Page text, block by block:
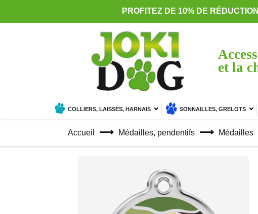
PROFITEZ DE 10% DE
et la
COLLIERS, LAISSES, HARNAIS SONNAILLES, GRELOTS
Accueil Médailles, pendentifs Médailles